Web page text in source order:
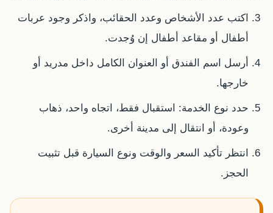
اكتب عدد الأشخاص وعدد الحقائب، واذكر وجود عربات
أطفال أو مقاعد أطفال إن وُجدت.
أرسل اسم الفندق أو العنوان الكامل داخل مدريد أو
خارجها.
حدد نوع الخدمة: استقبال فقط، اتجاه واحد، ذهاب
وعودة، أو انتقال إلى مدينة أخرى.
انتظر تأكيد السعر والوقت ونوع السيارة قبل تثبيت
الحجز.